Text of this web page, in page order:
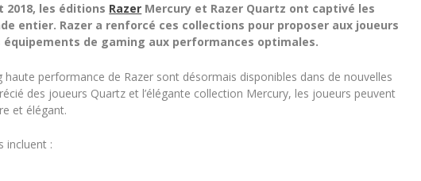
2018, les éditions Razer Mercury et Razer Quartz ont captivé les
entier. Razer a renforcé ces collections pour proposer aux joueurs
équipements de gaming aux performances optimales.
performance de Razer sont désormais disponibles dans de nouvelles
des joueurs Quartz et l’élégante collection Mercury, les joueurs peuvent
et élégant.
incluent :